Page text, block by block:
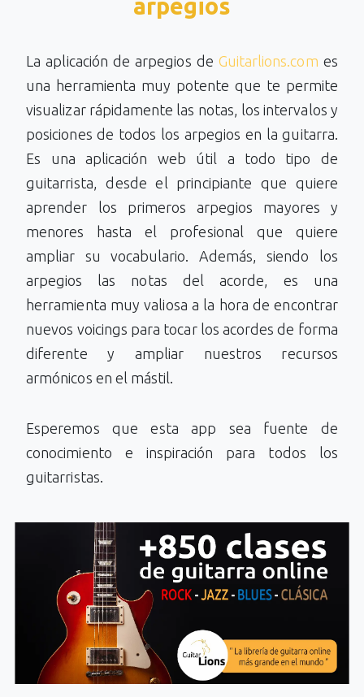
arpegios
La aplicación de arpegios de Guitarlions.com es
una herramienta muy potente que te permite
visualizar rápidamente las notas, los intervalos y
posiciones de todos los arpegios en la guitarra.
Es una aplicación web útil a todo tipo de
guitarrista, desde el principiante que quiere
aprender los primeros arpegios mayores y
menores hasta el profesional que quiere
ampliar su vocabulario. Además, siendo los
arpegios las notas del acorde, es una
herramienta muy valiosa a la hora de encontrar
nuevos voicings para tocar los acordes de forma
diferente y ampliar nuestros recursos
armónicos en el mástil.
Esperemos que esta app sea fuente de
conocimiento e inspiración para todos los
guitarristas.